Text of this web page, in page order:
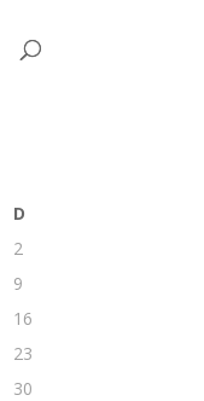
D
2
9
16
23
30